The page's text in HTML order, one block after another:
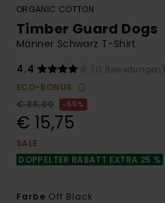
ORGANIC COTTON
Timber Guard Dogs
Männer Schwarz T-Shirt
4.4
(13 Bewertungen)
ECO-BONUS
€ 35,00
55%
€ 15,75
SALE
DOPPELTER RABATT EXTRA 25 %
Farbe Off Black